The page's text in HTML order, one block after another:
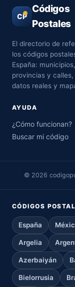
CP
Códigos
Postales
El directorio de
los códigos
España: municipios,
provincias y calles,
datos reales y
AYUDA
¿Cómo funcionan?
Buscar mi código
© 2026
CÓDIGOS
España
Argelia
Azerbaiyán
Bielorrusia